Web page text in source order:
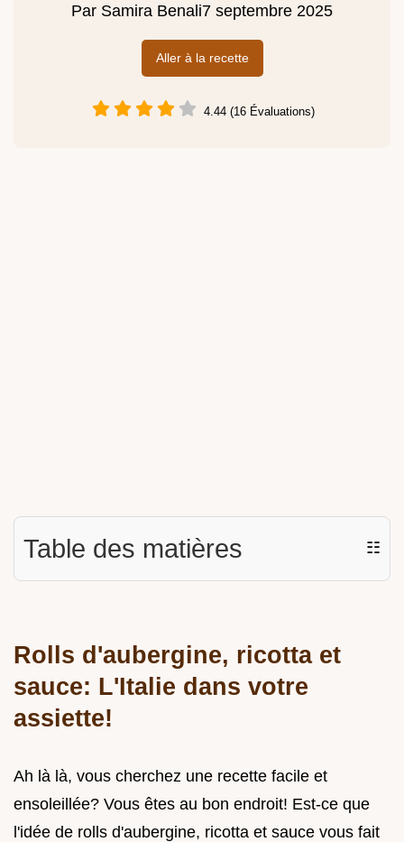
Par Samira Benali7 septembre 2025
Aller à la recette
4.44 (16 Évaluations)
Table des matières ☷
Rolls d'aubergine, ricotta et
sauce: L'Italie dans votre
assiette!
Ah là là, vous cherchez une recette facile et
ensoleillée? Vous êtes au bon endroit! Est-ce que
l'idée de rolls d'aubergine, ricotta et sauce vous fait